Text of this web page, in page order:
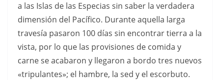
a las Islas de las Especias sin saber la verdadera
dimensión del Pacífico. Durante aquella larga
travesía pasaron 100 días sin encontrar tierra a la
vista, por lo que las provisiones de comida y
carne se acabaron y llegaron a bordo tres nuevos
«tripulantes»; el hambre, la sed y el escorbuto.